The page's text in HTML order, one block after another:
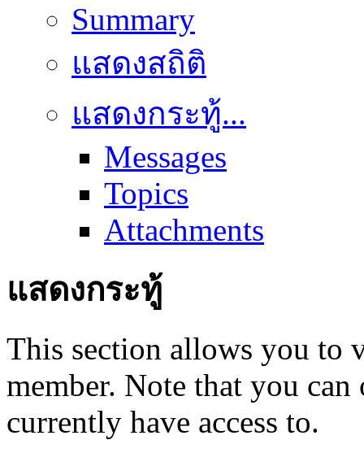
Summary
แสดงสถิติ
แสดงกระทู้...
Messages
Topics
Attachments
แสดงกระทู้
This section allows you to
member. Note that you can
currently have access to.